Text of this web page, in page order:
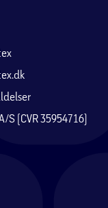
S (CVR 35954716)